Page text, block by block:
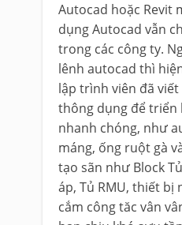
Autocad hoặc Revit
dụng Autocad vẫn
trong các công ty.
lênh autocad thì
lập trình viên đã
thông dụng để triển
nhanh chóng, như
máng, ống ruột gà
tạo sãn như Block
áp, Tủ RMU, thiết bị
cắm công tăc vân